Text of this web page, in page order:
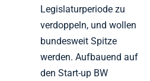
Legislaturperiode zu
verdoppeln, und wollen
bundesweit Spitze
werden. Aufbauend auf
den Start-up BW